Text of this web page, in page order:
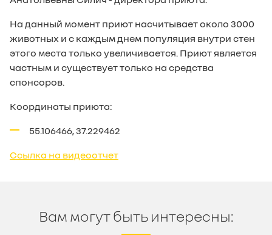
На данный момент приют насчитывает около 3000
животных и с каждым днем популяция внутри стен
этого места только увеличивается. Приют является
частным и существует только на средства
спонсоров.
Координаты приюта:
55.106466, 37.229462
Ссылка на видеоотчет
Вам могут быть интересны: